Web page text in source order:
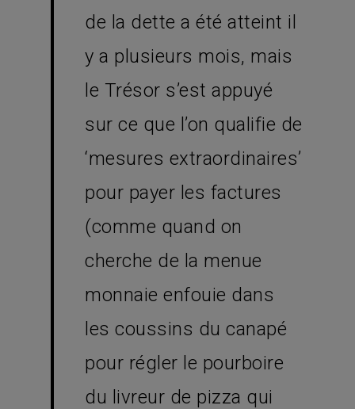
de la dette a été atteint il
y a plusieurs mois, mais
le Trésor s’est appuyé
sur ce que l’on qualifie de
‘mesures extraordinaires’
pour payer les factures
(comme quand on
cherche de la menue
monnaie enfouie dans
les coussins du canapé
pour régler le pourboire
du livreur de pizza qui